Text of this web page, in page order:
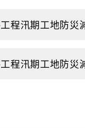
程汛期工地防
程汛期工地防災